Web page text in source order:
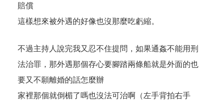
賠償
這樣想來被外遇的好像也沒那麼吃虧縮。
不過主持人說完我又忍不住提問，如果通姦不能用刑
法治罪，那外遇那個存心要腳踏兩條船就是外面的也
要又不願離婚的話怎麼辦
家裡那個就倒楣了嗎也沒法可治啊（左手背拍右手